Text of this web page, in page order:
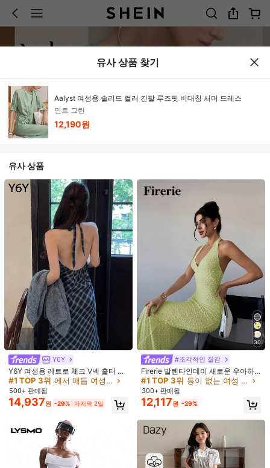
1/5
12,190원 -49% 23,690원
Aalyst 여성용 솔리드 컬러 긴팔 루즈핏 비대
칭 서머 드레스
4.88(18)
US
유사 상품 찾기
Aalyst 여성용 솔리드 컬러 긴팔 루즈핏 비대칭 서머 드레스
민트 그린
12,190원
유사 상품
Y6Y
Y6Y 여성용 레트로 체크 V넥 홀터 끈
없는 드레스 | 가을/겨울 캐주얼 우아
한 롱 드레스 파티 여름
#1 TOP 3위 에서 매듭 여성 드레스
500+ 판매됨
14,937원 -29% 마지막 2일
30
#조각적인 질감
Firerie 발렌타인데이 새로운 우아하
고 낭만적인 데이트 민소매 V넥 살구
색 질감 있는 허리 슬림 핏 맥시 드레
스, 봄/여름
#1 TOP 3위 등이 없는 여성 롱 드레스
300+ 판매됨
12,117원 -29%